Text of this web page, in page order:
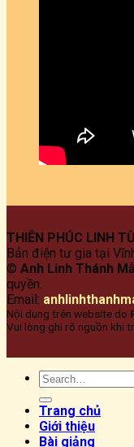
THIÊN PHÚC LINH
Bản điện tư gia tại
© Anh Linh Thánh
quyền.
Email:
Nội dung trên website do
Vui lòng ghi rõ nguồn khi
Trang chủ
Giới thiệu
Bài giảng